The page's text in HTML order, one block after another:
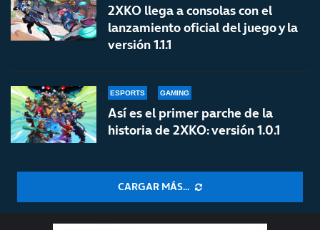
2XKO llega a consolas con el
lanzamiento oficial del juego y la
versión 1.1.1
ESPORTS GAMING
Así es el primer parche de la
historia de 2XKO: versión 1.0.1
CARGAR MÁS...